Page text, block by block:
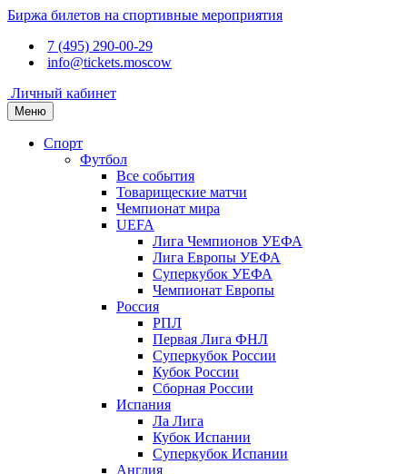
Биржа билетов на спортивные мероприятия
7 (495) 290-00-29
info@tickets.moscow
Личный кабинет
Меню
Спорт
Футбол
Все события
Товарищеские матчи
Чемпионат мира
UEFA
Лига Чемпионов УЕФА
Лига Европы УЕФА
Суперкубок УЕФА
Чемпионат Европы
Россия
РПЛ
Первая Лига ФНЛ
Суперкубок России
Кубок России
Сборная России
Испания
Ла Лига
Кубок Испании
Суперкубок Испании
Англия